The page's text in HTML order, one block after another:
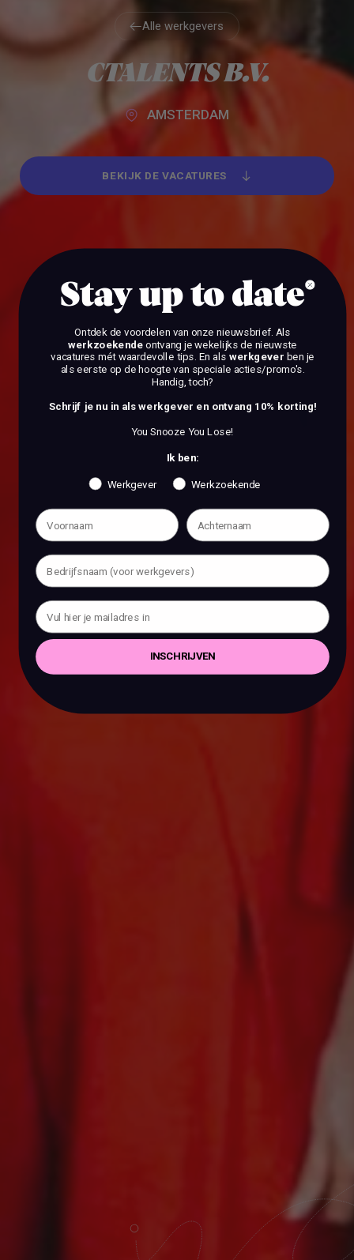
Alle werkgevers
CTALENTS B.V.
AMSTERDAM
BEKIJK DE VACATURES
Stay up to date
Ontdek de voordelen van onze nieuwsbrief. Als
werkzoekendeontvang je wekelijks de nieuwste
vacatures mét waardevolle tips. En als werkgever ben je
als eerste op de hoogte van speciale acties/promo's.
Handig, toch?
Schrijf je nu in als werkgever en ontvang 10% korting!
You Snooze You Lose!
Ik ben:
Werkgever Werkzoekende
INSCHRIJVEN